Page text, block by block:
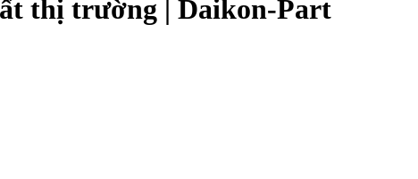
thị trường | Daikon-Part